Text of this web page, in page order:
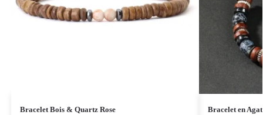
Bracelet Bois & Quartz Rose Bracelet en